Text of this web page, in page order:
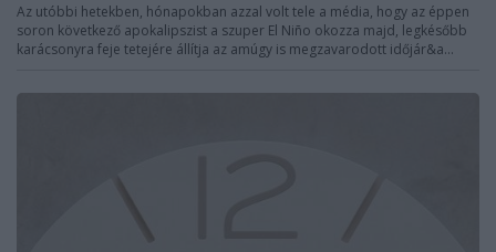
Az utóbbi hetekben, hónapokban azzal volt tele a média, hogy az éppen
soron következő apokalipszist a szuper El Niño okozza majd, legkésőbb
karácsonyra feje tetejére állítja az amúgy is megzavarodott időjár&a...